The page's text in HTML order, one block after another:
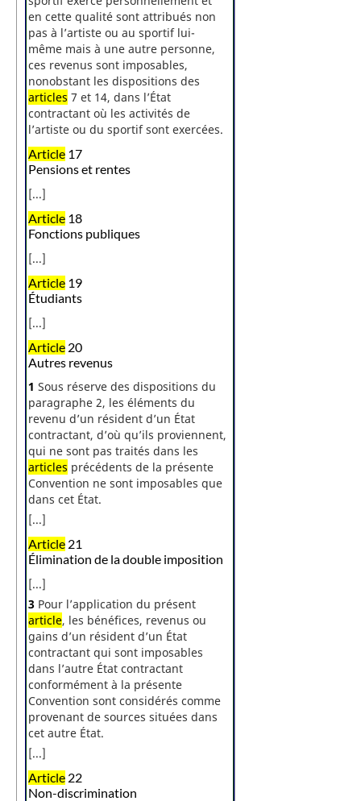
en cette qualité sont attribués non
pas à l’artiste ou au sportif lui-
même mais à une autre personne,
ces revenus sont imposables,
nonobstant les dispositions des
articles 7 et 14, dans l’État
contractant où les activités de
l’artiste ou du sportif sont exercées.
Article 17
Pensions et rentes
[...]
Article 18
Fonctions publiques
[...]
Article 19
Étudiants
[...]
Article 20
Autres revenus
1 Sous réserve des dispositions du
paragraphe 2, les éléments du
revenu d’un résident d’un État
contractant, d’où qu’ils proviennent,
qui ne sont pas traités dans les
articles précédents de la présente
Convention ne sont imposables que
dans cet État.
[...]
Article 21
Élimination de la double imposition
[...]
3 Pour l’application du présent
article, les bénéfices, revenus ou
gains d’un résident d’un État
contractant qui sont imposables
dans l’autre État contractant
conformément à la présente
Convention sont considérés comme
provenant de sources situées dans
cet autre État.
[...]
Article 22
Non-discrimination